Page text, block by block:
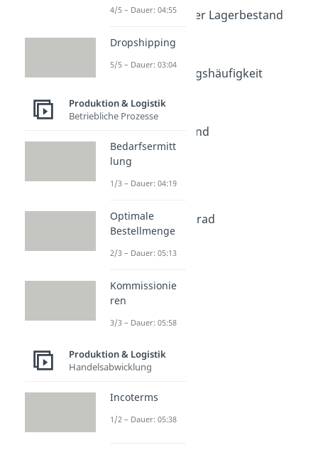
Durchschnittlicher Lagerbestand
Lagerzinssatz
Dauer: 04:51
(Lager-)Umschlagshäufigkeit
Meldebestand
Dauer: 02:52
Sicherheitsbestand
Dauer: 04:43
Mindestbestand
Wareneinsatz
Beschäftigungsgrad
Dauer: 03:44
4/5 – Dauer: 04:55
Dropshipping
5/5 – Dauer: 03:04
Produktion & Logistik
Betriebliche Prozesse
Bedarfsermitt
lung
1/3 – Dauer: 04:19
Optimale
Bestellmenge
2/3 – Dauer: 05:13
Kommissionie
ren
3/3 – Dauer: 05:58
Produktion & Logistik
Handelsabwicklung
Incoterms
1/2 – Dauer: 05:38